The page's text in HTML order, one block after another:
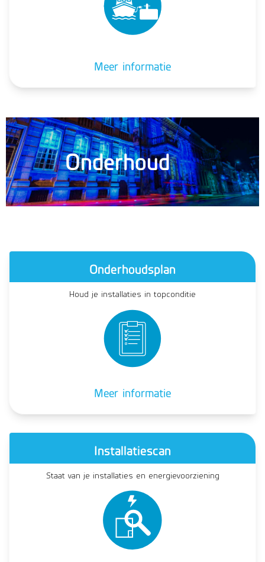
Meer informatie
Onderhoud
Onderhoudsplan
Houd je installaties in topconditie
Meer informatie
Installatiescan
Staat van je installaties en energievoorziening